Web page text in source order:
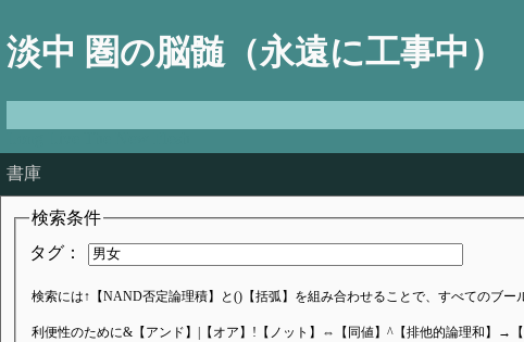
淡中 圏の脳髄（永遠に工事中）
書庫
検索条件
タグ：
検索には↑【NAND否定論理積】と()【括弧】を組み合わせることで、すべてのブ
利便性のために&【アンド】|【オア】!【ノット】⇔【同値】^【排他的論理和】→